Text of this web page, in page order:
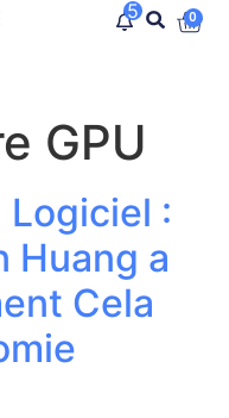
5 0
GPU
Logiciel :
Huang a
Cela